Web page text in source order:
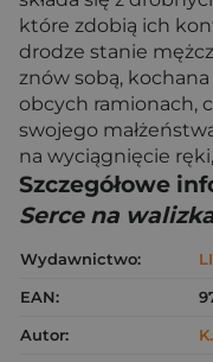
które zdobią ich
drodze stanie
znów sobą, kochana
obcych ramionach,
swojego
na wyciągnięcie
Szczegółowe
Serce na
Wydawnictwo:
EAN:
Autor: